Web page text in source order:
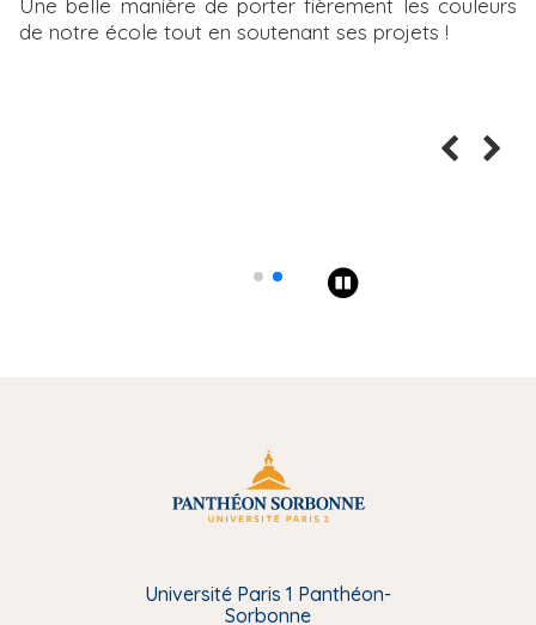
Une belle manière de porter fièrement les couleurs
de notre école tout en soutenant ses projets !
Université Paris 1 Panthéon-
Sorbonne